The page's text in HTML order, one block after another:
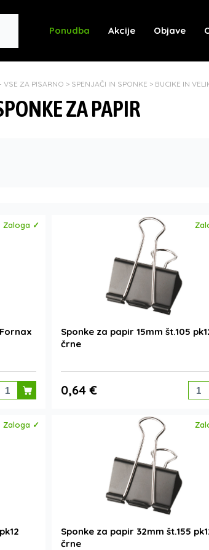
Ponudba Akcije Objave
VSE ZA PISARNO > SPENJAČI IN SPONKE > BUCIKE IN
ZA PAPIR
Zaloga ✓
Sponke za papir 15mm št.105
črne
0,64 €
Zaloga ✓
Sponke za papir 32mm št.155
črne